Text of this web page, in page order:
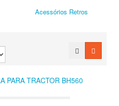
Acessórios Retros
PARA TRACTOR BH560